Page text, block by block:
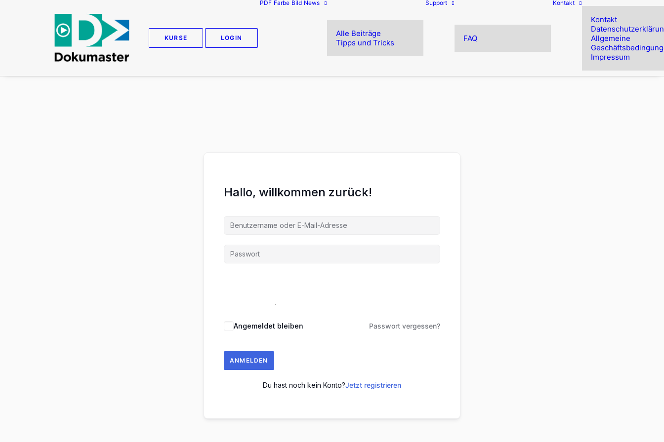
KURSE LOGIN
PDF Farbe Bild News
Alle Beiträge
Tipps und Tricks
Support
FAQ
Kontakt
Kontakt
Allgemeine
Impressum
Hallo, willkommen zurück!
Angemeldet bleiben Passwort vergessen?
ANMELDEN
Du hast noch kein Konto?Jetzt registrieren